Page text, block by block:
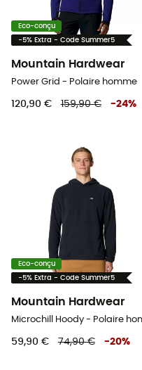
Eco-conçu
-5% Extra - Code Summer5
Mountain Hardwear
Power Grid - Polaire homme
120,90 € 159,90 € -24%
Eco-conçu
-5% Extra - Code Summer5
Mountain Hardwear
59,90 € 74,90 € -20%